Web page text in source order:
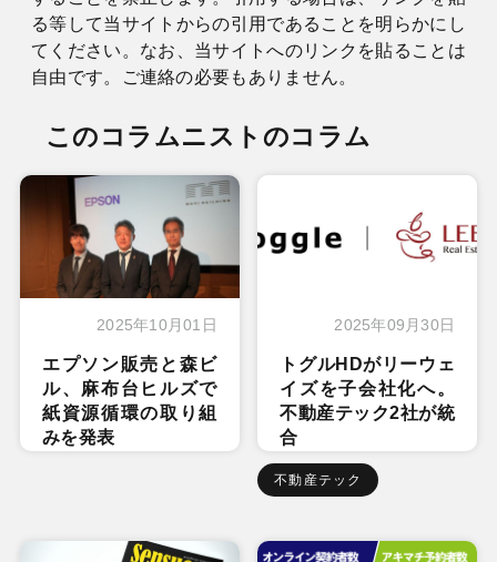
る等して当サイトからの引用であることを明らかにし
てください。なお、当サイトへのリンクを貼ることは
自由です。ご連絡の必要もありません。
このコラムニストのコラム
2025年10月01日
エプソン販売と森ビ
ル、麻布台ヒルズで
紙資源循環の取り組
みを発表
2025年09月30日
トグルHDがリーウェ
イズを子会社化へ。
不動産テック2社が統
合
不動産テック